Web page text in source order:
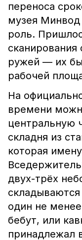
переноса
музея
роль.
ружей — их
рабочей
На
времени
центральную
складня из
которая
двух-трёх
один не
бебут, или
принадлежал